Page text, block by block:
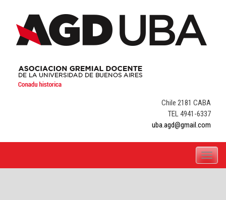
content
Chile 2181 CABA
TEL 4941-6337
uba.agd@gmail.com
Toggle